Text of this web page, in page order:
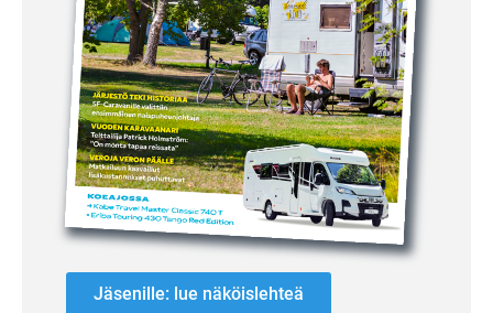
Jäsenille: lue näköislehteä